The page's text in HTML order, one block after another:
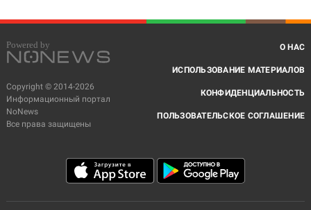
Copyright © 2014-2026
Информационный портал
NoNews
Все права защищены
О НАС
ИСПОЛЬЗОВАНИЕ МАТЕРИАЛОВ
КОНФИДЕНЦИАЛЬНОСТЬ
ПОЛЬЗОВАТЕЛЬСКОЕ СОГЛАШЕНИЕ